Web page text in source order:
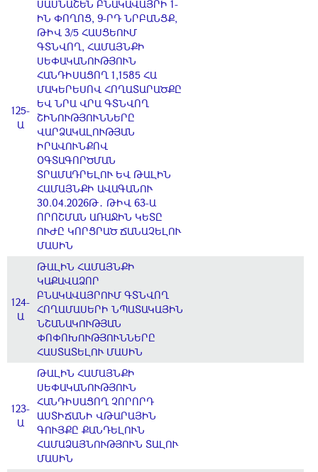
125-
Ա
ՍԱՍՆԱՇԵՆ ԲՆԱԿԱՎԱՅՐԻ 1-
ԻՆ ՓՈՂՈՑ, 9-ՐԴ ՆՐԲԱՆՑՔ,
ԹԻՎ 3/5 ՀԱՍՑԵՈՒՄ
ԳՏՆՎՈՂ, ՀԱՄԱՅՆՔԻ
ՍԵՓԱԿԱՆՈՒԹՅՈՒՆ
ՀԱՆԴԻՍԱՑՈՂ 1,1585 ՀԱ
ՄԱԿԵՐԵՍՈՎ ՀՈՂԱՏԱՐԱԾՔԸ
ԵՎ ՆՐԱ ՎՐԱ ԳՏՆՎՈՂ
ՇԻՆՈՒԹՅՈՒՆՆԵՐԸ
ՎԱՐՁԱԿԱԼՈՒԹՅԱՆ
ԻՐԱՎՈՒՆՔՈՎ
ՕԳՏԱԳՈՐԾՄԱՆ
ՏՐԱՄԱԴՐԵԼՈՒ ԵՎ ԹԱԼԻՆ
ՀԱՄԱՅՆՔԻ ԱՎԱԳԱՆՈՒ
30.04.2026Թ․ ԹԻՎ 63-Ա
ՈՐՈՇՄԱՆ ԱՌԱՋԻՆ ԿԵՏԸ
ՈՒԺԸ ԿՈՐՑՐԱԾ ՃԱՆԱՉԵԼՈՒ
ՄԱՍԻՆ
124-
Ա
ԹԱԼԻՆ ՀԱՄԱՅՆՔԻ
ԿԱՔԱՎԱՁՈՐ
ԲՆԱԿԱՎԱՅՐՈՒՄ ԳՏՆՎՈՂ
ՀՈՂԱՄԱՍԵՐԻ ՆՊԱՏԱԿԱՅԻՆ
ՆՇԱՆԱԿՈՒԹՅԱՆ
ՓՈՓՈԽՈՒԹՅՈՒՆՆԵՐԸ
ՀԱՍՏԱՏԵԼՈՒ ՄԱՍԻՆ
123-
Ա
ԹԱԼԻՆ ՀԱՄԱՅՆՔԻ
ՍԵՓԱԿԱՆՈՒԹՅՈՒՆ
ՀԱՆԴԻՍԱՑՈՂ ՉՈՐՈՐԴ
ԱՍՏԻՃԱՆԻ ՎԹԱՐԱՅԻՆ
ԳՈՒՅՔԸ ՔԱՆԴԵԼՈՒՆ
ՀԱՄԱՁԱՅՆՈՒԹՅՈՒՆ ՏԱԼՈՒ
ՄԱՍԻՆ